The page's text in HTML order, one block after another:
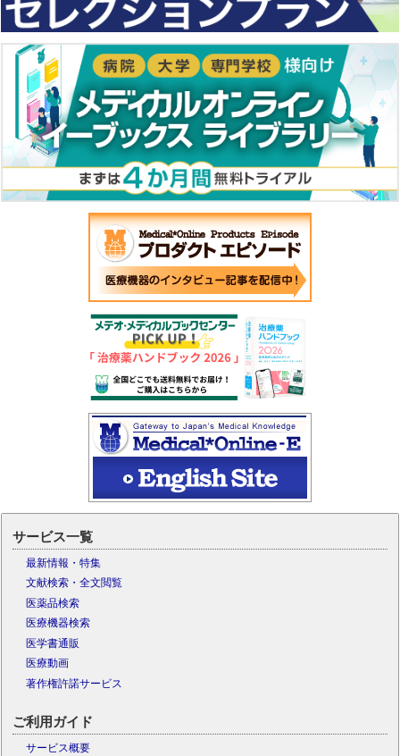
サービス一覧
最新情報・特集
文献検索・全文閲覧
医薬品検索
医療機器検索
医学書通販
医療動画
著作権許諾サービス
ご利用ガイド
サービス概要